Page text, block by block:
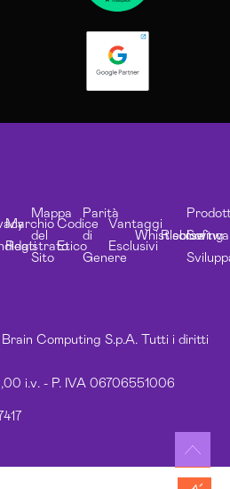
Computing S.p.A. Tutti i diritti
i.v. - P. IVA 06706551006
Marchio
Registrato
Mappa
del
Sito
Codice
Etico
Parità
di
Genere
Vantaggi
Esclusivi
Whistleblowing
Risorse